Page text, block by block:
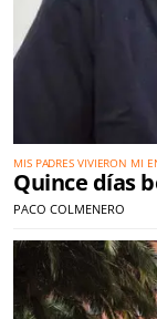
MIS PADRES VIVIERON MI
HABÍA PASADO
Quince días
PACO COLMENERO